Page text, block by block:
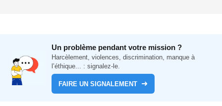
Un problème pendant votre mission ?
Harcèlement, violences, discrimination, manque à
l’éthique... : signalez-le.
FAIRE UN SIGNALEMENT